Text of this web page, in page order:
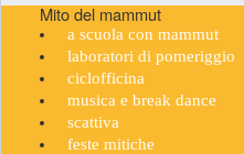
Mito del mammut
a scuola con mammut
laboratori di pomeriggio
ciclofficina
musica e break dance
scattiva
feste mitiche